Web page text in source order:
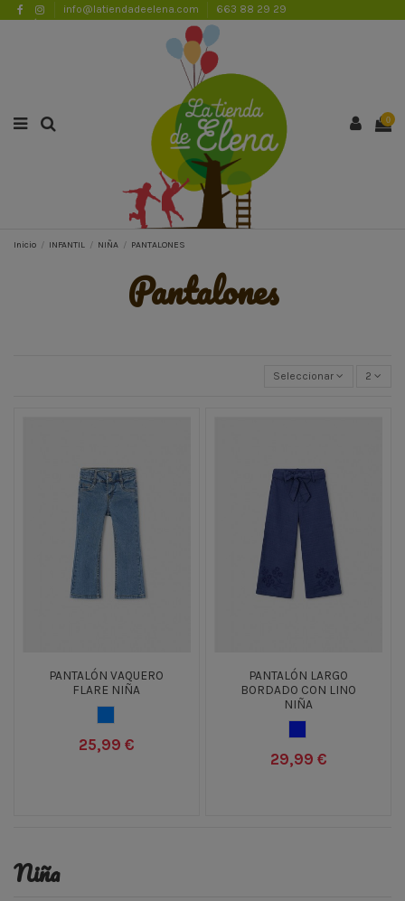
info@latiendadeelena.com
663 88 29 29
ENVÍOS GRATUITOS A PARTIR DE 50€
0
Inicio INFANTIL NIÑA PANTALONES
pantalones
Seleccionar 2
PANTALÓN VAQUERO
FLARE NIÑA
25,99 €
PANTALÓN LARGO
BORDADO CON LINO
NIÑA
29,99 €
niña